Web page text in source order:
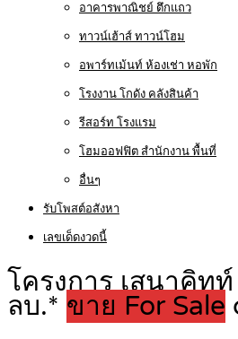
อาคารพาณิชย์ ตึกแถว
ทาวน์เฮ้าส์ ทาวน์โฮม
อพาร์ทเม้นท์ ห้องเช่า หอพัก
โรงงาน โกดัง คลังสินค้า
รีสอร์ท โรงแรม
โฮมออฟฟิต สำนักงาน พื้นที่
อื่นๆ
รับโพสต์อสังหา
เลขเด็ดงวดนี้
โครงการ เสนาคิท
ลบ.* ขาย For Sale